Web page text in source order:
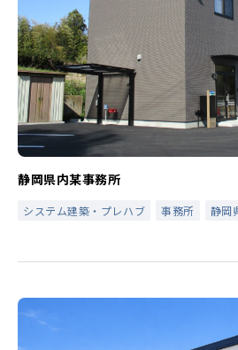
静岡県内某事務所
システム建築・プレハブ 事務所 静岡